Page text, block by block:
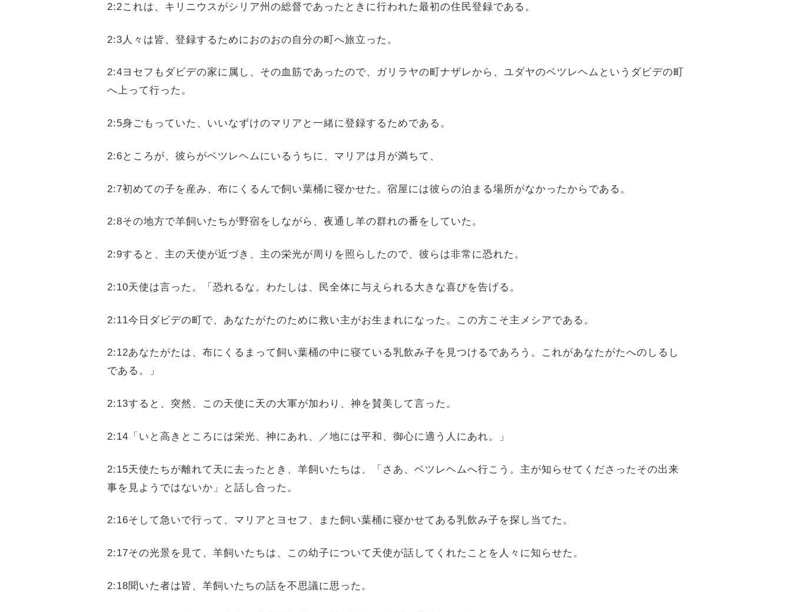
2:2これは、キリニウスがシリア州の総督であったときに行われた最初の住民登録である。
2:3人々は皆、登録するためにおのおの自分の町へ旅立った。
2:4ヨセフもダビデの家に属し、その血筋であったので、ガリラヤの町ナザレから、ユダヤのベツレヘムというダビデの町
へ上って行った。
2:5身ごもっていた、いいなずけのマリアと一緒に登録するためである。
2:6ところが、彼らがベツレヘムにいるうちに、マリアは月が満ちて、
2:7初めての子を産み、布にくるんで飼い葉桶に寝かせた。宿屋には彼らの泊まる場所がなかったからである。
2:8その地方で羊飼いたちが野宿をしながら、夜通し羊の群れの番をしていた。
2:9すると、主の天使が近づき、主の栄光が周りを照らしたので、彼らは非常に恐れた。
2:10天使は言った。「恐れるな。わたしは、民全体に与えられる大きな喜びを告げる。
2:11今日ダビデの町で、あなたがたのために救い主がお生まれになった。この方こそ主メシアである。
2:12あなたがたは、布にくるまって飼い葉桶の中に寝ている乳飲み子を見つけるであろう。これがあなたがたへのしるし
である。」
2:13すると、突然、この天使に天の大軍が加わり、神を賛美して言った。
2:14「いと高きところには栄光、神にあれ、／地には平和、御心に適う人にあれ。」
2:15天使たちが離れて天に去ったとき、羊飼いたちは、「さあ、ベツレヘムへ行こう。主が知らせてくださったその出来
事を見ようではないか」と話し合った。
2:16そして急いで行って、マリアとヨセフ、また飼い葉桶に寝かせてある乳飲み子を探し当てた。
2:17その光景を見て、羊飼いたちは、この幼子について天使が話してくれたことを人々に知らせた。
2:18聞いた者は皆、羊飼いたちの話を不思議に思った。